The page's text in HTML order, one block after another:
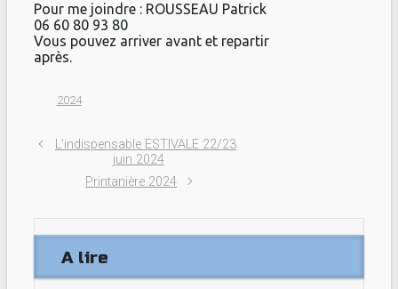
Pour me joindre : ROUSSEAU Patrick
06 60 80 93 80
Vous pouvez arriver avant et repartir
après.
2024
L’indispensable ESTIVALE 22/23
juin 2024
Printanière 2024
A lire